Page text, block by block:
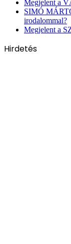
Megjelent a
SIMÓ
irodalommal?
Megjelent a
Hirdetés